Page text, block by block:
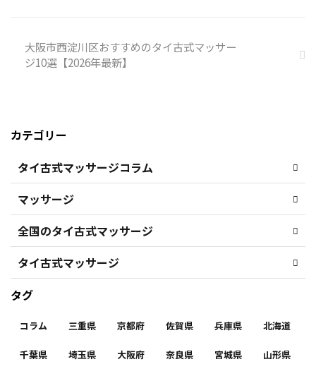
大阪市西淀川区おすすめのタイ古式マッサー
ジ10選【2026年最新】
カテゴリー
タイ古式マッサージコラム
マッサージ
全国のタイ古式マッサージ
タイ古式マッサージ
タグ
コラム 三重県 京都府 佐賀県 兵庫県 北海道
千葉県 埼玉県 大阪府 奈良県 宮城県 山形県